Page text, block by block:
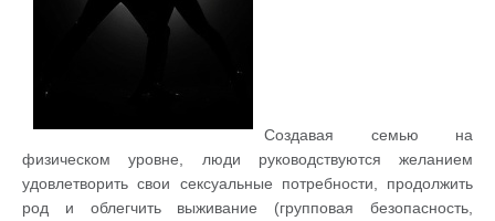
Создавая семью на
физическом уровне, люди руководствуются желанием
удовлетворить свои сексуальные потребности, продолжить
род и облегчить выживание (групповая безопасность,